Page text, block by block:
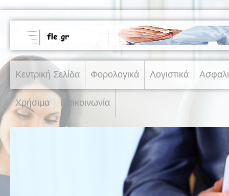
Κεντρική Σελίδα Φορολογικά Λογιστικά
Χρήσιμα Επικοινωνία